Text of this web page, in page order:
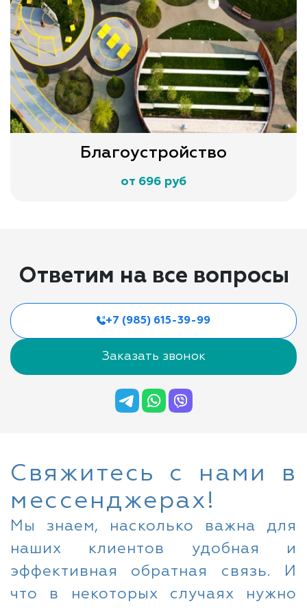
Благоустройство
от 696 руб
Ответим на все вопросы
+7 (985) 615-39-99
Заказать звонок
Свяжитесь с нами в
мессенджерах!
Мы знаем, насколько важна для
наших клиентов удобная и
эффективная обратная связь. И
что в некоторых случаях нужно